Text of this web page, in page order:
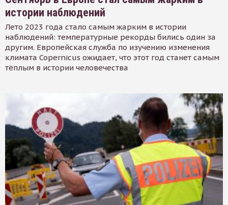
истории наблюдений
Лето 2023 года стало самым жарким в истории
наблюдений: температурные рекорды бились один за
другим. Европейская служба по изучению изменения
климата Copernicus ожидает, что этот год станет самым
тёплым в истории человечества